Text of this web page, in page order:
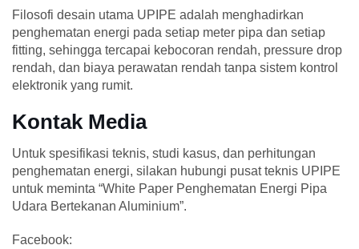
Filosofi desain utama UPIPE adalah menghadirkan
penghematan energi pada setiap meter pipa dan setiap
fitting, sehingga tercapai kebocoran rendah, pressure drop
rendah, dan biaya perawatan rendah tanpa sistem kontrol
elektronik yang rumit.
Kontak Media
Untuk spesifikasi teknis, studi kasus, dan perhitungan
penghematan energi, silakan hubungi pusat teknis UPIPE
untuk meminta “White Paper Penghematan Energi Pipa
Udara Bertekanan Aluminium”.
Facebook: